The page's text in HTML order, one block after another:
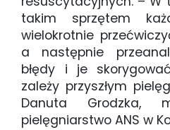
takim sprzętem
wielokrotnie
a następnie
błędy i je
zależy przyszłym
Danuta Grodzka,
pielęgniarstwo ANS w